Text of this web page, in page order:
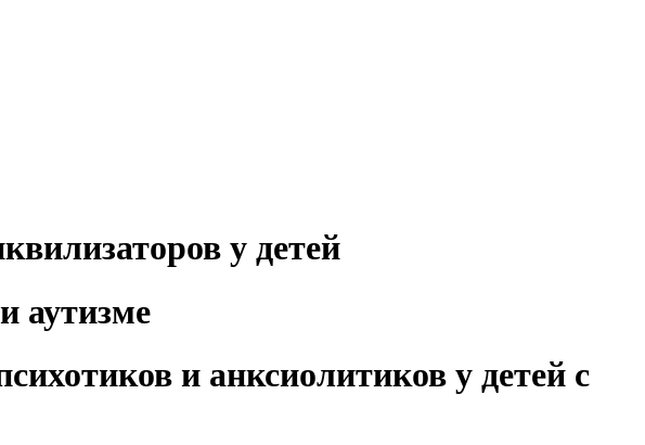
у детей
и анксиолитиков у детей с